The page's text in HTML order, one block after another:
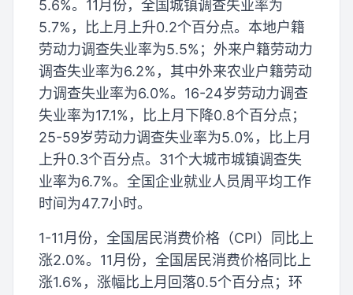
5.6%。11月份，全国城镇调查失业率为
5.7%，比上月上升0.2个百分点。本地户籍
劳动力调查失业率为5.5%；外来户籍劳动力
调查失业率为6.2%，其中外来农业户籍劳动
力调查失业率为6.0%。16-24岁劳动力调查
失业率为17.1%，比上月下降0.8个百分点；
25-59岁劳动力调查失业率为5.0%，比上月
上升0.3个百分点。31个大城市城镇调查失
业率为6.7%。全国企业就业人员周平均工作
时间为47.7小时。
1-11月份，全国居民消费价格（CPI）同比上
涨2.0%。11月份，全国居民消费价格同比上
涨1.6%，涨幅比上月回落0.5个百分点；环